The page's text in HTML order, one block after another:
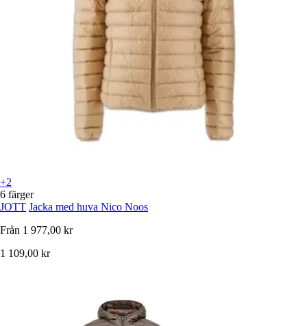
+2
6 färger
JOTT Jacka med huva Nico Noos
Från 1 977,00 kr
1 109,00 kr